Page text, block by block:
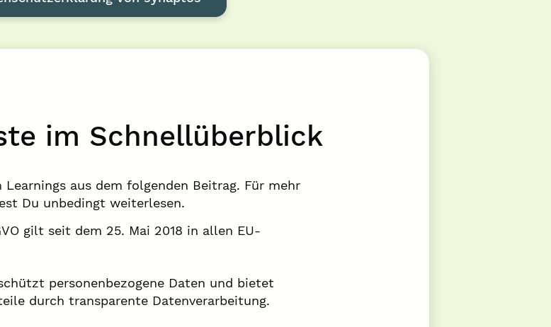
im Schnellüberblick
aus dem folgenden Beitrag. Für mehr
Du unbedingt weiterlesen.
gilt seit dem 25. Mai 2018 in allen EU-
personenbezogene Daten und bietet
durch transparente Datenverarbeitung.